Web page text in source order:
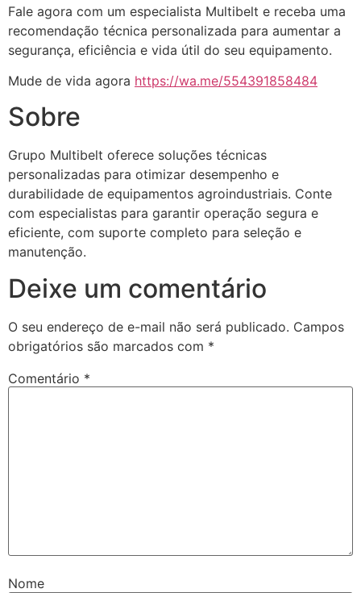
Fale agora com um especialista Multibelt e receba uma
recomendação técnica personalizada para aumentar a
segurança, eficiência e vida útil do seu equipamento.
Mude de vida agora https://wa.me/554391858484
Sobre
Grupo Multibelt oferece soluções técnicas
personalizadas para otimizar desempenho e
durabilidade de equipamentos agroindustriais. Conte
com especialistas para garantir operação segura e
eficiente, com suporte completo para seleção e
manutenção.
Deixe um comentário
O seu endereço de e-mail não será publicado. Campos
obrigatórios são marcados com *
Comentário *
Nome